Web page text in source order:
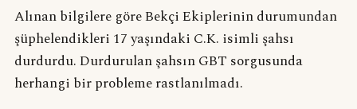
Alınan bilgilere göre Bekçi Ekiplerinin durumundan
şüphelendikleri 17 yaşındaki C.K. isimli şahsı
durdurdu. Durdurulan şahsın GBT sorgusunda
herhangi bir probleme rastlanılmadı.